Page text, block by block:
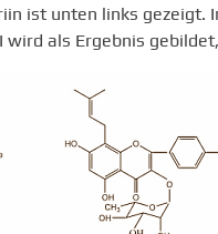
ist unten links gezeigt.
wird als Ergebnis